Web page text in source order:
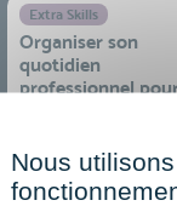
Extra Skills
Organiser son
quotidien
professionnel
Nous